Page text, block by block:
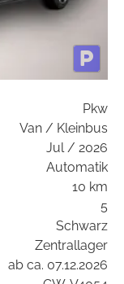
Pkw
Van / Kleinbus
Jul / 2026
Automatik
10 km
5
Schwarz
Zentrallager
ab ca. 07.12.2026